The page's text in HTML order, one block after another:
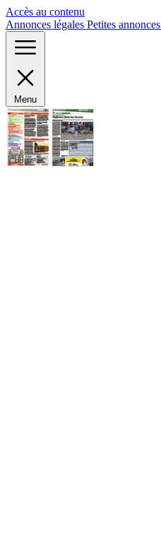
Accès au contenu
Annonces légales Petites annonces
Menu
Panneau de gestion des cookies